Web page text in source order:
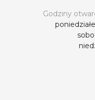
Godziny